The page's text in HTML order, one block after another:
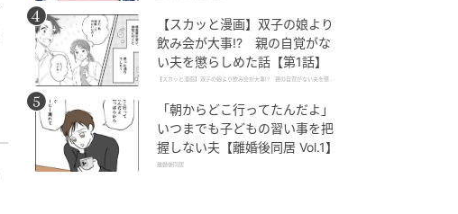
【スカッと漫画】双子の娘より
飲み会が大事!? 親の自覚がな
い夫を懲らしめた話【第1話】
【スカッと漫画】双子の娘より飲み会が大事!? 親の自覚がない夫を懲ら
「朝からどこ行ってたんだよ」
いつまでも子どもの習い事を把
握しない夫【離婚後同居 Vol.1】
離婚後同居